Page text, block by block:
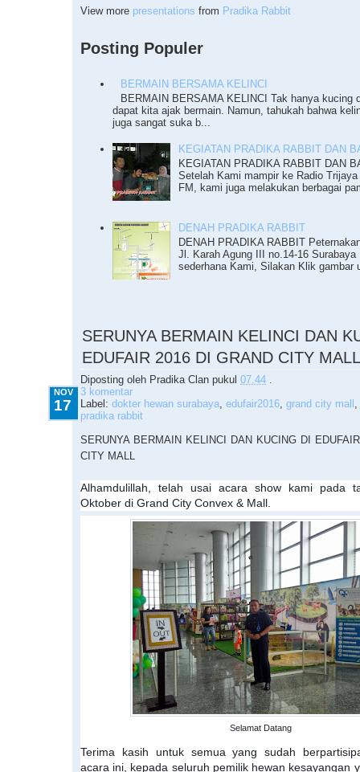
View more presentations from Pradika Rabbit
Posting Populer
BERMAIN BERSAMA KELINCI
BERMAIN BERSAMA KELINCI Tak hanya kucing
dapat kita ajak bermain. Namun, tahukah bahwa
juga sangat suka b...
KEGIATAN PRADIKA RABBIT DAN
KEGIATAN PRADIKA RABBIT DAN
Setelah Kami mampir ke Radio
FM, kami juga melakukan berbagai
DENAH PRADIKA RABBIT
DENAH PRADIKA RABBIT
Jl. Karah Agung III no.14-16 Surabaya
sederhana Kami, Silakan Klik gambar
SERUNYA BERMAIN KELINCI DAN
EDUFAIR 2016 DI GRAND CITY MALL
Diposting oleh Pradika Clan pukul 07.44
NOV
17
3 komentar
Label: dokter hewan surabaya edufair2016 grand city mall
pradika rabbit
SERUNYA BERMAIN KELINCI DAN KUCING DI
CITY MALL
Alhamdulillah, telah usai acara show kami pada
Oktober di Grand City Convex & Mall.
Selamat Datang
Terima kasih untuk semua yang sudah
acara ini, kepada seluruh pemilik hewan kesayangan